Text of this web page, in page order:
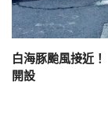
白海豚颱風接近
開設